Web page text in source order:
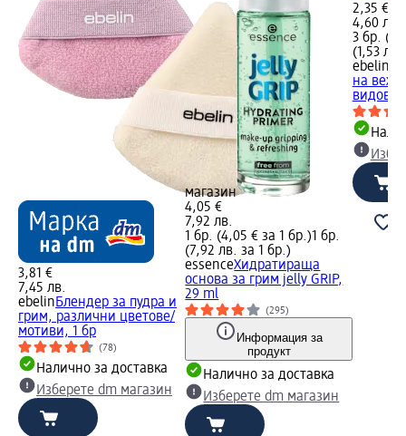
3,81 €
7,45 лв.
ebelinБлендер за пудра и
грим, различни цветове/
мотиви, 1 бр
(78)
Налично за доставка
Изберете dm магазин
магазин
4,05 €
7,92 лв.
1 бр. (4,05 € за 1 бр.)1 бр.
(7,92 лв. за 1 бр.)
essenceХидратираща
основа за грим jelly GRIP,
29 ml
(295)
Информация за
продукт
Налично за доставка
Изберете dm магазин
2,35 €
4,60 лв.
3 бр.
(1,53
ebelin
на
видове,